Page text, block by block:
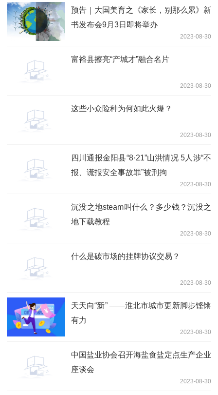
预告｜大国美育之《家长，别那么累》新
书发布会9月3日即将举办
2023-08-30
富裕县擦亮“产城才”融合名片
2023-08-30
这些小众险种为何如此火爆？
2023-08-30
四川通报金阳县“8·21”山洪情况 5人涉“不
报、谎报安全事故罪”被刑拘
2023-08-30
沉没之地steam叫什么？多少钱？沉没之
地下载教程
2023-08-30
什么是碳市场的挂牌协议交易？
2023-08-30
天天向“新” ——淮北市城市更新脚步铿锵
有力
2023-08-30
中国盐业协会召开海盐食盐定点生产企业
座谈会
2023-08-30